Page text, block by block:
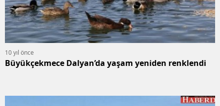
10 yıl önce
Büyükçekmece Dalyan’da yaşam yeniden renklendi